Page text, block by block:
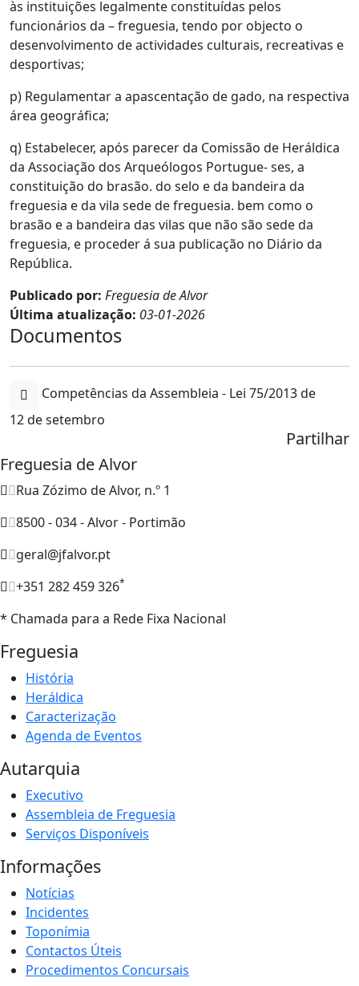
às instituições legalmente constituídas pelos
funcionários da – freguesia, tendo por objecto o
desenvolvimento de actividades culturais, recreativas e
desportivas;
p) Regulamentar a apascentação de gado, na respectiva
área geográfica;
q) Estabelecer, após parecer da Comissão de Heráldica
da Associação dos Arqueólogos Portugue- ses, a
constituição do brasão. do selo e da bandeira da
freguesia e da vila sede de freguesia. bem como o
brasão e a bandeira das vilas que não são sede da
freguesia, e proceder á sua publicação no Diário da
República.
Publicado por: Freguesia de Alvor
Última atualização: 03-01-2026
Documentos
Competências da Assembleia - Lei 75/2013 de
12 de setembro
Partilhar
Freguesia de Alvor
Rua Zózimo de Alvor, n.º 1
8500 - 034 - Alvor - Portimão
geral@jfalvor.pt
+351 282 459 326*
* Chamada para a Rede Fixa Nacional
Freguesia
História
Heráldica
Caracterização
Agenda de Eventos
Autarquia
Executivo
Assembleia de Freguesia
Serviços Disponíveis
Informações
Notícias
Incidentes
Toponímia
Contactos Úteis
Procedimentos Concursais